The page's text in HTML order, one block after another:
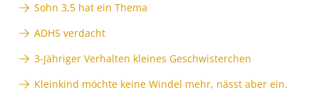
Sohn 3,5 hat ein Thema
ADHS verdacht
3-Jähriger Verhalten kleines Geschwisterchen
Kleinkind möchte keine Windel mehr, nässt aber ein.